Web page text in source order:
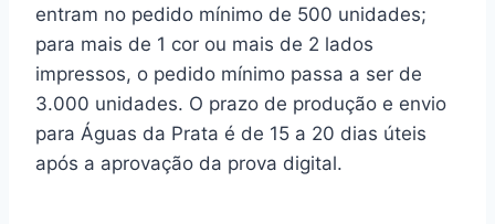
entram no pedido mínimo de 500 unidades;
para mais de 1 cor ou mais de 2 lados
impressos, o pedido mínimo passa a ser de
3.000 unidades. O prazo de produção e envio
para Águas da Prata é de 15 a 20 dias úteis
após a aprovação da prova digital.